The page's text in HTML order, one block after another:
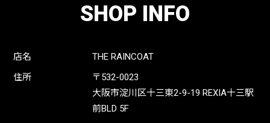
SHOP INFO
店名
THE RAINCOAT
住所
〒532-0023
大阪市淀川区十三東2-9-19 REXIA十三駅
前BLD 5F